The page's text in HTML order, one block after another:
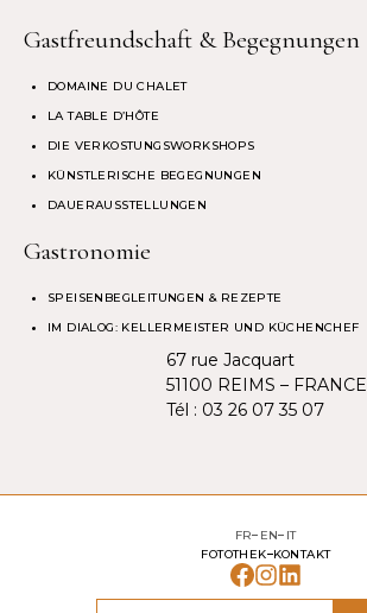
Gastfreundschaft & Begegnungen
DOMAINE DU CHALET
LA TABLE D’HÔTE
DIE VERKOSTUNGSWORKSHOPS
KÜNSTLERISCHE BEGEGNUNGEN
DAUERAUSSTELLUNGEN
Gastronomie
SPEISENBEGLEITUNGEN & REZEPTE
IM DIALOG: KELLERMEISTER UND KÜCHENCHEF
67 rue Jacquart
51100 REIMS – FRANCE
Tél : 03 26 07 35 07
FOTOTHEK KONTAKT
FR EN IT